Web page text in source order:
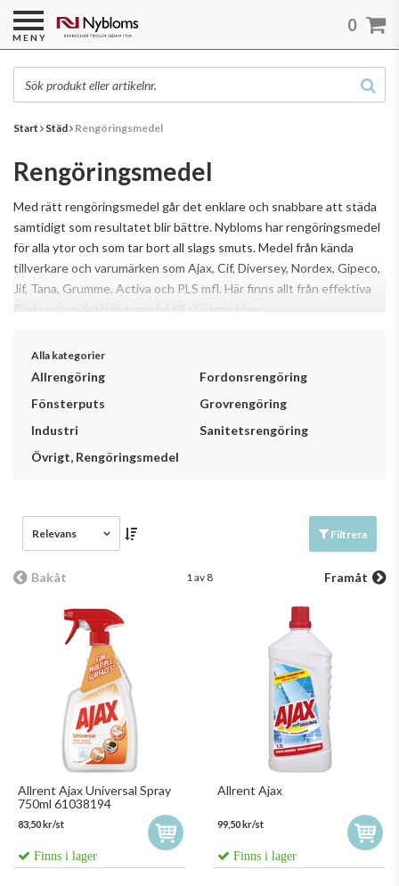
Start Städ Rengöringsmedel
Rengöringsmedel
Med rätt rengöringsmedel går det enklare och snabbare att städa
samtidigt som resultatet blir bättre. Nybloms har rengöringsmedel
för alla ytor och som tar bort all slags smuts. Medel från kända
tillverkare och varumärken som Ajax, Cif, Diversey, Nordex, Gipeco,
Jif, Tana, Grumme, Activa och PLS mfl. Här finns allt från effektiva
fläck- och avfettningsmedel till städmaskiner.
Alla kategorier
Allrengöring
Fönsterputs
Fordonsrengöring
Grovrengöring
Industri
Övrigt, Rengöringsmedel
Sanitetsrengöring
Relevans Filtrera
Bakåt 1 av 8 Framåt
Allrent Ajax Universal Spray
750ml 61038194
83,50 kr/st
Finns i lager
Allrent Ajax
99,50 kr/st
Finns i lager
MENY
0